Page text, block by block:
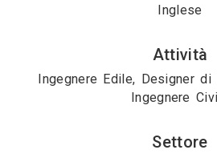
Inglese
Attività
Ingegnere Edile, Designer di
Ingegnere
Settore